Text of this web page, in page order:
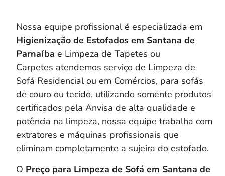
Nossa equipe profissional é especializada em
Higienização de Estofados em Santana de
Parnaíba e Limpeza de Tapetes ou
Carpetes atendemos serviço de Limpeza de
Sofá Residencial ou em Comércios, para sofás
de couro ou tecido, utilizando somente produtos
certificados pela Anvisa de alta qualidade e
potência na limpeza, nossa equipe trabalha com
extratores e máquinas profissionais que
eliminam completamente a sujeira do estofado.
O Preço para Limpeza de Sofá em Santana de